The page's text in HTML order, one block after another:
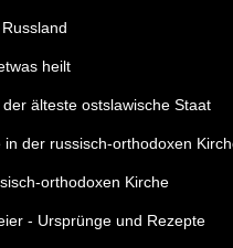
heilt
älteste ostslawische Staat
in der russisch-orthodoxen
orthodoxen Kirche
- Ursprünge und Rezepte